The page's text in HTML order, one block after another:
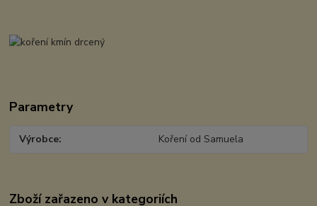
Parametry
Výrobce Koření od Samuela
Zboží zařazeno v kategoriích